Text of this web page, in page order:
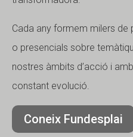
Cada any formem milers de
o presencials sobre
nostres àmbits d’acció i
constant evolució.
Coneix Fundesplai